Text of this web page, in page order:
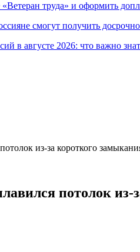
труда» и оформить
смогут получить
в августе 2026: что важно
из-за короткого
потолок